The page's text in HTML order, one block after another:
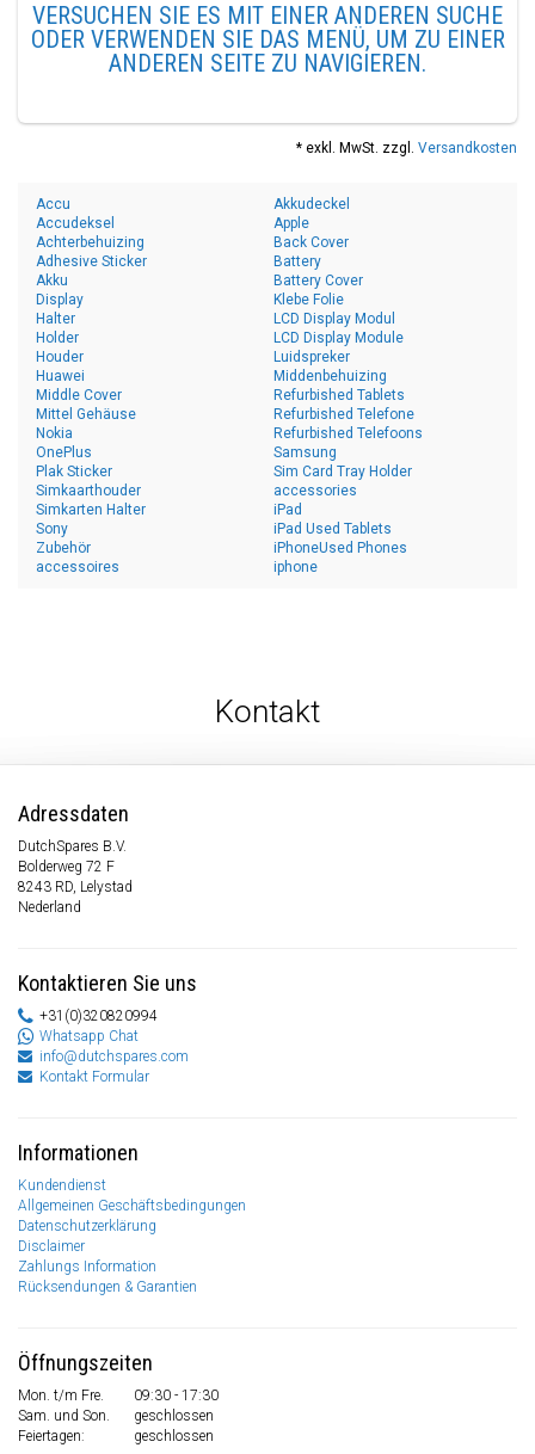
VERSUCHEN SIE ES MIT EINER ANDEREN SUCHE
ODER VERWENDEN SIE DAS MENÜ, UM ZU EINER
ANDEREN SEITE ZU NAVIGIEREN.
* exkl. MwSt. zzgl. Versandkosten
Accu
Accudeksel
Achterbehuizing
Adhesive Sticker
Akku
Akkudeckel
Apple
Back Cover
Battery
Battery Cover
Display
Halter
Holder
Houder
Huawei
Klebe Folie
LCD Display Modul
LCD Display Module
Luidspreker
Middenbehuizing
Middle Cover
Mittel Gehäuse
Nokia
OnePlus
Plak Sticker
Refurbished Tablets
Refurbished Telefone
Refurbished Telefoons
Samsung
Sim Card Tray Holder
Simkaarthouder
Simkarten Halter
Sony
Zubehör
accessoires
accessories
iPad
iPad Used Tablets
iPhoneUsed Phones
iphone
Kontakt
Adressdaten
DutchSpares B.V.
Bolderweg 72 F
8243 RD, Lelystad
Nederland
Kontaktieren Sie uns
+31(0)320820994
Whatsapp Chat
info@dutchspares.com
Kontakt Formular
Informationen
Kundendienst
Allgemeinen Geschäftsbedingungen
Datenschutzerklärung
Disclaimer
Zahlungs Information
Rücksendungen & Garantien
Öffnungszeiten
Mon. t/m Fre.
09:30 - 17:30
Sam. und Son.
geschlossen
Feiertagen:
geschlossen